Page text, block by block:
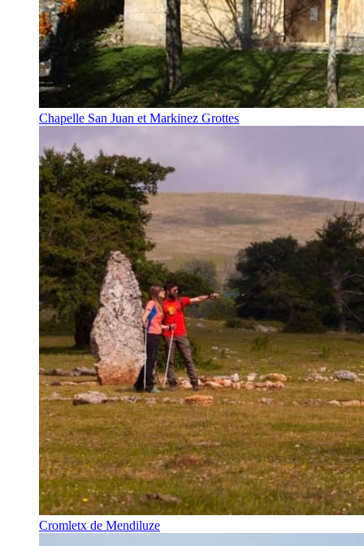
Chapelle San Juan et Markinez Grottes
Cromletx de Mendiluze